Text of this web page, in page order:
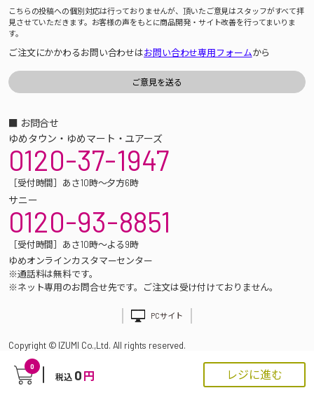
0
税込 0 円 レジに進む
こちらの投稿への個別対応は行っておりませんが、頂いたご意見はスタッフがすべて拝
見させていただきます。お客様の声をもとに商品開発・サイト改善を行ってまいりま
す。
ご注文にかかわるお問い合わせはお問い合わせ専用フォームから
■ お問合せ
ゆめタウン・ゆめマート・ユアーズ
0120-37-1947
［受付時間］あさ10時～夕方6時
サニー
0120-93-8851
［受付時間］あさ10時～よる9時
ゆめオンラインカスタマーセンター
※通話料は無料です。
※ネット専用のお問合せ先です。ご注文は受け付けておりません。
PCサイト
Copyright © IZUMI Co.,Ltd. All rights reserved.